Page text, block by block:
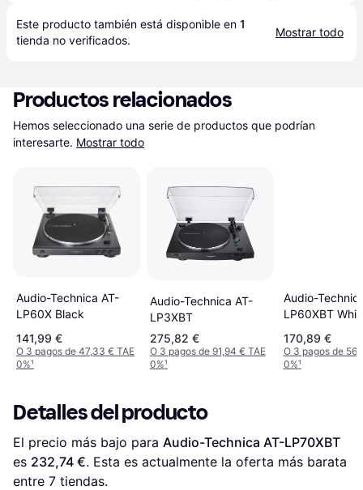
Este producto también está disponible en 1
tienda no verificados.
Mostrar todo
Productos relacionados
Hemos seleccionado una serie de productos que podrían
interesarte. Mostrar todo
Audio-Technica AT-
LP60X Black
141,99 €
O 3 pagos de 47,33 € TAE
0%¹
Audio-Technica AT-
LP3XBT
275,82 €
O 3 pagos de 91,94 € TAE
0%¹
Audio-
LP60XBT
170,89 €
O 3 pagos de
0%¹
Detalles del producto
El precio más bajo para Audio-Technica AT-LP70XBT
es 232,74 €. Esta es actualmente la oferta más barata
entre 7 tiendas.